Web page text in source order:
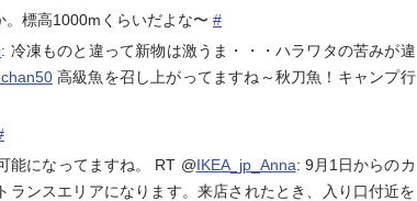
標高1000mくらいだよな〜 #
: 冷凍ものと違って新物は激うま・・・ハラワタの苦みが違
高級魚を召し上がってますね～秋刀魚！キャンプ行
能になってますね。 RT @IKEA_jp_Anna: 9月1日からのカ
ランスエリアになります。来店されたとき、入り口付近を